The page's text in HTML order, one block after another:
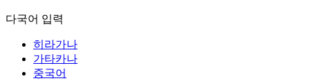
다국어 입력
히라가나
가타카나
중국어